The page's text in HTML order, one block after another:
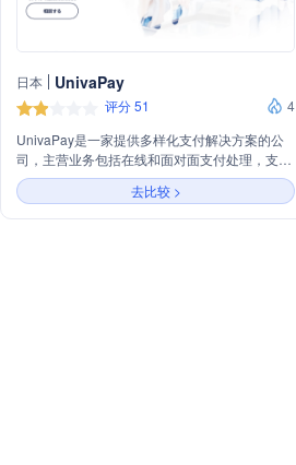
日本 UnivaPay
评分 51
4
UnivaPay是一家提供多样化支付解决方案的公
司，主营业务包括在线和面对面支付处理，支持
信用卡、银行转账、便利店支付等多种支付方
式。此外，公司还提供国内外多种移动支付钱包
服务，助力商家拓展国际市场。
去比较 >